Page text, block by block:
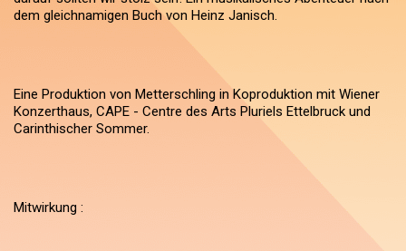
dem gleichnamigen Buch von Heinz Janisch.
Eine Produktion von Metterschling in Koproduktion mit Wiener
Konzerthaus, CAPE - Centre des Arts Pluriels Ettelbruck und
Carinthischer Sommer.
Mitwirkung :